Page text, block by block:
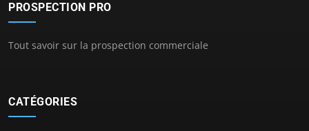
PROSPECTION PRO
Tout savoir sur la prospection commerciale
CATÉGORIES